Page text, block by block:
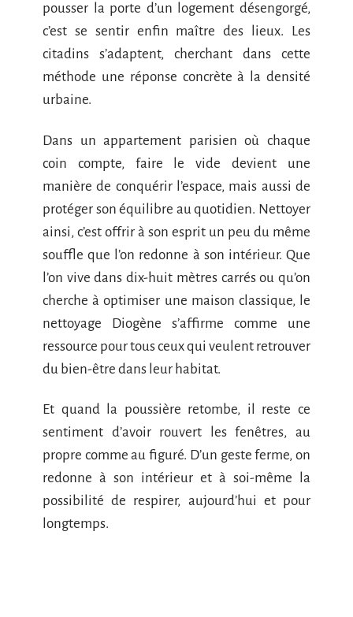
pousser la porte d’un logement désengorgé,
c’est se sentir enfin maître des lieux. Les
citadins s’adaptent, cherchant dans cette
méthode une réponse concrète à la densité
urbaine.
Dans un appartement parisien où chaque
coin compte, faire le vide devient une
manière de conquérir l’espace, mais aussi de
protéger son équilibre au quotidien. Nettoyer
ainsi, c’est offrir à son esprit un peu du même
souffle que l’on redonne à son intérieur. Que
l’on vive dans dix-huit mètres carrés ou qu’on
cherche à optimiser une maison classique, le
nettoyage Diogène s’affirme comme une
ressource pour tous ceux qui veulent retrouver
du bien-être dans leur habitat.
Et quand la poussière retombe, il reste ce
sentiment d’avoir rouvert les fenêtres, au
propre comme au figuré. D’un geste ferme, on
redonne à son intérieur et à soi-même la
possibilité de respirer, aujourd’hui et pour
longtemps.